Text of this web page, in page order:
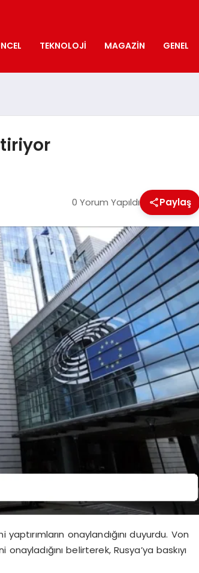
TEKNOLOJI MAGAZIN GENEL
0 Yorum Yapıldı Paylaş
onaylandığını duyurdu. Von
belirterek, Rusya’ya baskıyı